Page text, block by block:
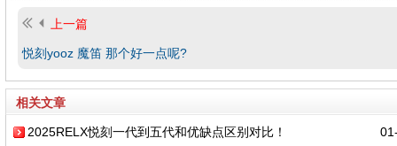
上一篇
悦刻yooz 魔笛 那个好一点呢?
相关文章
2025RELX悦刻一代到五代和优缺点区别对比！